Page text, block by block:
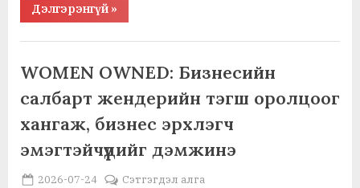
Дэлгэрэнгүй“Амжилт
Кибер
Яармагт
салбараа
нээлээ”
»
,
Биеийн тамир, наадал,Боловсрол, сургууль, цэцэрлэг
Гэмт хэрэг, цагдаа, шүүх,Мөнгө, санхүү, даатгал
Мэдээлэл зүй, тооцоолуур, хотол сүлжээ,
Урлаг, соёл, загвар, хэв маяг,Хүүхэд, өсвөр үе
Шинжлэх ухаан, танин мэдэхгүй, ухаалан
WOMEN OWNED: Бизнесийн
салбарт жендерийн тэгш оролцоог
хангаж, бизнес эрхлэгч
эмэгтэйчүүдийг дэмжинэ
Posted
2026-07-24 By
MGL . SOCIAL
Сэтгэгдэл алга